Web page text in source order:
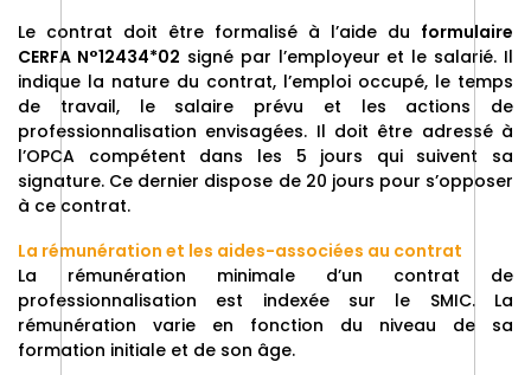
Le contrat doit être formalisé à l’aide du formulaire
CERFA N°12434*02 signé par l’employeur et le salarié. Il
indique la nature du contrat, l’emploi occupé, le temps
de travail, le salaire prévu et les actions de
professionnalisation envisagées. Il doit être adressé à
l’OPCA compétent dans les 5 jours qui suivent sa
signature. Ce dernier dispose de 20 jours pour s’opposer
à ce contrat.
La rémunération et les aides-associées au contrat
La rémunération minimale d’un contrat de
professionnalisation est indexée sur le SMIC. La
rémunération varie en fonction du niveau de sa
formation initiale et de son âge.